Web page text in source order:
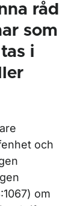
råd
som
i
och
om